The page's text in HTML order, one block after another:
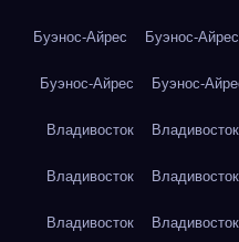
Буэнос-Айрес Буэнос-Айрес
Буэнос-Айрес Буэнос-
Владивосток Владивосток
Владивосток Владивосток
Владивосток Владивосток